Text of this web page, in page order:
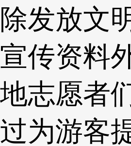
除发放文
宣传资料
地志愿者
过为游客